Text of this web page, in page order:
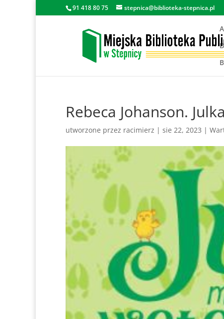
91 418 80 75 stepnica@biblioteka-stepnica.pl
Rebeca Johanson.
utworzone przez racimierz | sie 22, 2023 |